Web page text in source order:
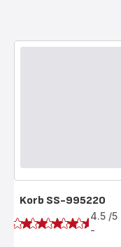
Korb SS-995220
Bewertung
4.5 /5
-